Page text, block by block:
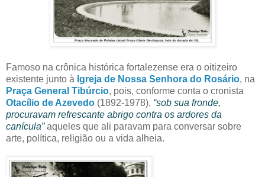
Famoso na crônica histórica fortalezense era o oitizeiro
existente junto à Igreja de Nossa Senhora do Rosário, na
Praça General Tibúrcio, pois, conforme conta o cronista
Otacílio de Azevedo (1892-1978), “sob sua fronde,
procuravam refrescante abrigo contra os ardores da
canícula”aqueles que ali paravam para conversar sobre
arte, política, religião ou a vida alheia.